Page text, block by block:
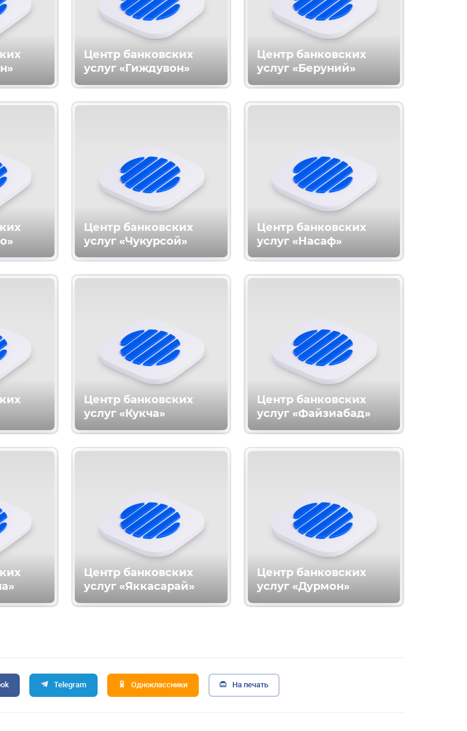
Центр банковских
услуг «Гиждувон»
Центр банковских
услуг «Беруний»
Центр банковских
услуг «Чукурсой»
Центр банковских
услуг «Насаф»
Центр банковских
услуг «Кукча»
Центр банковских
услуг «Файзиабад»
Центр банковских
услуг «Яккасарай»
Центр банковских
услуг «Дурмон»
Telegram Одноклассники На печать